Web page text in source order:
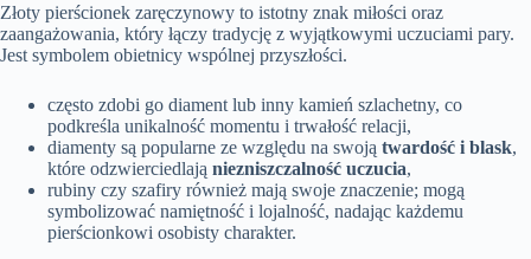
Złoty pierścionek zaręczynowy to istotny znak miłości oraz
zaangażowania, który łączy tradycję z wyjątkowymi uczuciami pary.
Jest symbolem obietnicy wspólnej przyszłości.
często zdobi go diament lub inny kamień szlachetny, co
podkreśla unikalność momentu i trwałość relacji,
diamenty są popularne ze względu na swoją twardość i blask,
które odzwierciedlają niezniszczalność uczucia,
rubiny czy szafiry również mają swoje znaczenie; mogą
symbolizować namiętność i lojalność, nadając każdemu
pierścionkowi osobisty charakter.